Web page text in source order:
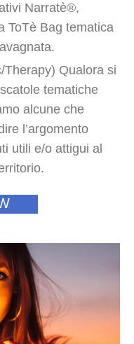
Narratè®,
ToTè Bag tematica
Therapy) Qualora si
tematiche
alcune che
l’argomento
utili e/o attigui al